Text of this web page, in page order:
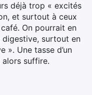
déjà trop « excités
et surtout à ceux
On pourrait en
surtout en
». Une tasse d’un
suffire.